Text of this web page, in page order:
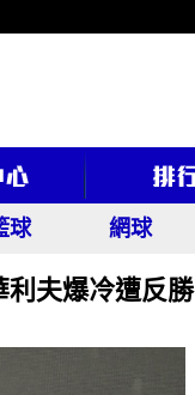
球 網球
利夫爆冷遭反勝